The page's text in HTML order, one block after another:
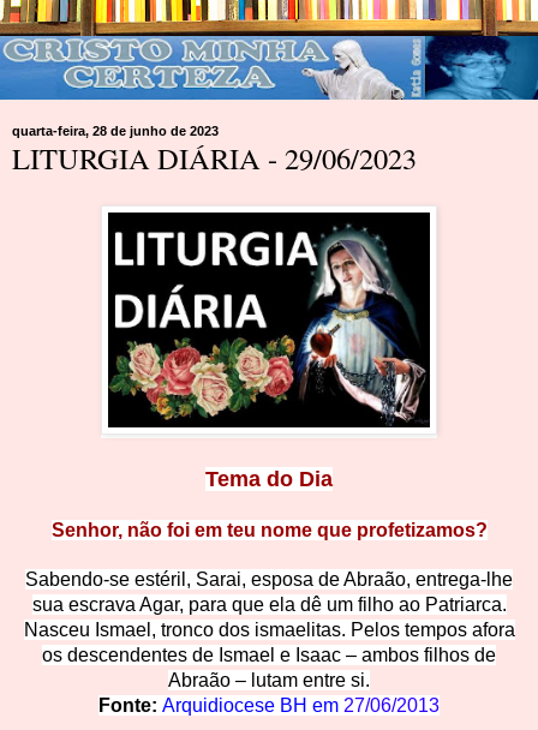
quarta-feira, 28 de junho de 2023
LITURGIA DIÁRIA - 29/06/2023
Tema do Dia
Senhor, não foi em teu nome que profetizamos?
Sabendo-se estéril, Sarai, esposa de Abraão, entrega-lhe
sua escrava Agar, para que ela dê um filho ao Patriarca.
Nasceu Ismael, tronco dos ismaelitas. Pelos tempos afora
os descendentes de Ismael e Isaac – ambos filhos de
Abraão – lutam entre si.
Fonte: Arquidiocese BH em 27/06/2013